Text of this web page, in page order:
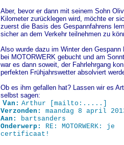
Aber, bevor er dann mit seinem Sohn
Kilometer zurücklegen wird, möchte er
zuerst die Basis des Gespannfahrens
sicher an dem Verkehr teilnehmen zu
Also wurde dazu im Winter den Gespann
bei MOTORWERK gebucht und am
war es dann soweit, der Fahrlehrgang
perfekten Frühjahrswetter absolviert
Ob es ihm gefallen hat? Lassen wir es
selbst sagen:
Van: Arthur [mailto:.....]
Verzonden:
maandag 8 april
Aan:
bartsanders
Onderwerp:
RE: MOTORWERK: je
certificaat!